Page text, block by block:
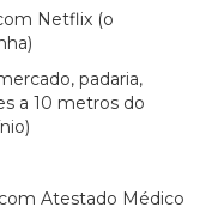
Netflix (o
padaria,
a 10 metros do
Atestado Médico